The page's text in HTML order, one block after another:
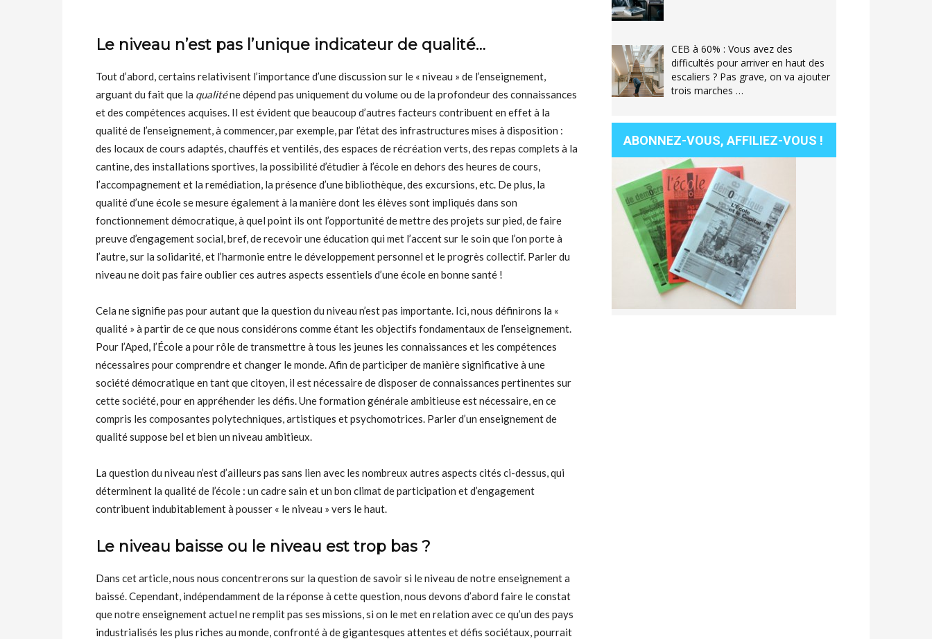
Le niveau n’est pas l’unique indicateur de qualité…
Tout d’abord, certains relativisent l’importance d’une discussion sur le « niveau » de l’enseignement,
arguant du fait que la qualiténe dépend pas uniquement du volume ou de la profondeur des connaissances
et des compétences acquises. Il est évident que beaucoup d’autres facteurs contribuent en effet à la
qualité de l’enseignement, à commencer, par exemple, par l’état des infrastructures mises à disposition :
des locaux de cours adaptés, chauffés et ventilés, des espaces de récréation verts, des repas complets à la
cantine, des installations sportives, la possibilité d’étudier à l’école en dehors des heures de cours,
l’accompagnement et la remédiation, la présence d’une bibliothèque, des excursions, etc. De plus, la
qualité d’une école se mesure également à la manière dont les élèves sont impliqués dans son
fonctionnement démocratique, à quel point ils ont l’opportunité de mettre des projets sur pied, de faire
preuve d’engagement social, bref, de recevoir une éducation qui met l’accent sur le soin que l’on porte à
l’autre, sur la solidarité, et l’harmonie entre le développement personnel et le progrès collectif. Parler du
niveau ne doit pas faire oublier ces autres aspects essentiels d’une école en bonne santé !
Cela ne signifie pas pour autant que la question du niveau n’est pas importante. Ici, nous définirons la «
qualité » à partir de ce que nous considérons comme étant les objectifs fondamentaux de l’enseignement.
Pour l’Aped, l’École a pour rôle de transmettre à tous les jeunes les connaissances et les compétences
nécessaires pour comprendre et changer le monde. Afin de participer de manière significative à une
société démocratique en tant que citoyen, il est nécessaire de disposer de connaissances pertinentes sur
cette société, pour en appréhender les défis. Une formation générale ambitieuse est nécessaire, en ce
compris les composantes polytechniques, artistiques et psychomotrices. Parler d’un enseignement de
qualité suppose bel et bien un niveau ambitieux.
La question du niveau n’est d’ailleurs pas sans lien avec les nombreux autres aspects cités ci-dessus, qui
déterminent la qualité de l’école : un cadre sain et un bon climat de participation et d’engagement
contribuent indubitablement à pousser « le niveau » vers le haut.
Le niveau baisse ou le niveau est trop bas ?
Dans cet article, nous nous concentrerons sur la question de savoir si le niveau de notre enseignement a
baissé. Cependant, indépendamment de la réponse à cette question, nous devons d’abord faire le constat
que notre enseignement actuel ne remplit pas ses missions, si on le met en relation avec ce qu’un des pays
industrialisés les plus riches au monde, confronté à de gigantesques attentes et défis sociétaux, pourrait
CEB à 60% : Vous avez des
difficultés pour arriver en haut des
escaliers ? Pas grave, on va ajouter
trois marches …
ABONNEZ-VOUS, AFFILIEZ-VOUS !